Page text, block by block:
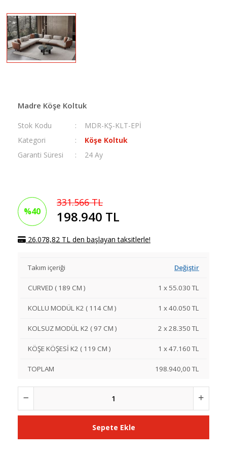
Madre Köşe Koltuk
Stok Kodu
MDR-KŞ-KLT-EPİ
Kategori
Köşe Koltuk
Garanti Süresi
24 Ay
%40
331.566 TL
198.940 TL
26.078,82 TL den başlayan taksitlerle!
Takım içeriği Değiştir
CURVED ( 189 CM ) 1 x 55.030 TL
KOLLU MODÜL K2 ( 114 CM ) 1 x40.050 TL
KOLSUZ MODÜL K2 ( 97 CM ) 2 x28.350 TL
KÖŞE KÖŞESİ K2 ( 119 CM ) 1 x47.160 TL
TOPLAM 198.940,00 TL
Sepete Ekle
Şifonyer+Ayna
Yatak
Çocuk + Genç Şifonyer
Çocuk Koltuğu + Puf
Çocuk + Genç Komodin
Sandalye + Bench
Sehpa Set
Yan Sehpa